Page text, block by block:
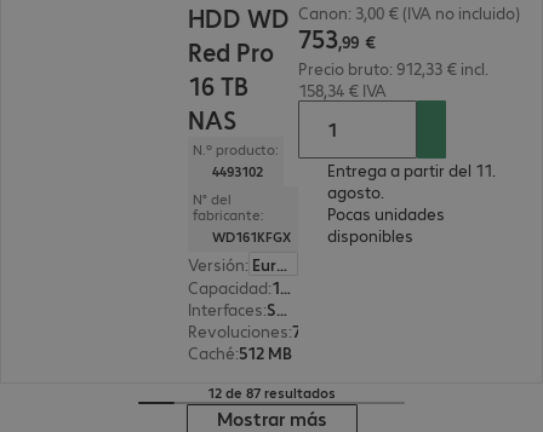
HDD WD
Red Pro
16 TB
NAS
N.º producto:
4493102
N° del
fabricante:
WD161KFGX
Versión:
Europa
Capacidad: 16 TB
Interfaces: SATA 3.0 (6 Gbit/s) 8,9 cm (3,5")
Revoluciones:
Caché:512 MB
Canon: 3,00 € (IVA no incluido)
753,99 €
Precio bruto: 912,33 € incl.
158,34 € IVA
Entrega a partir del 11.
agosto.
Pocas unidades
disponibles
12 de 87 resultados
Mostrar más